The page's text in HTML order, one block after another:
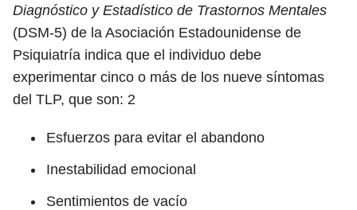
Diagnóstico y Estadístico de Trastornos Mentales
(DSM-5) de la Asociación Estadounidense de
Psiquiatría indica que el individuo debe
experimentar cinco o más de los nueve síntomas
del TLP, que son: 2
Esfuerzos para evitar el abandono
Inestabilidad emocional
Sentimientos de vacío